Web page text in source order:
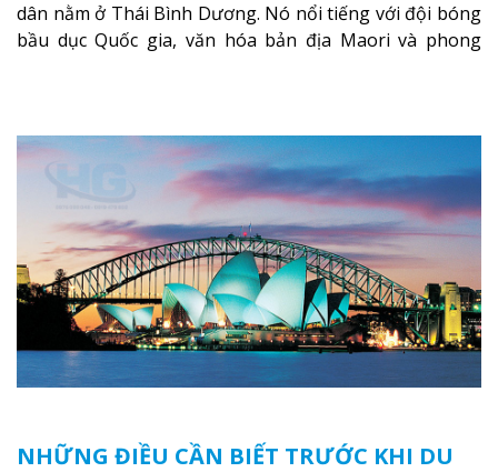
dân nằm ở Thái Bình Dương. Nó nổi tiếng với đội bóng
bầu dục Quốc gia, văn hóa bản địa Maori và phong
NHỮNG ĐIỀU CẦN BIẾT TRƯỚC KHI DU